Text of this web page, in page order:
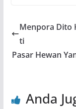
Menpora Dito
ti
Pasar Hewan
Anda